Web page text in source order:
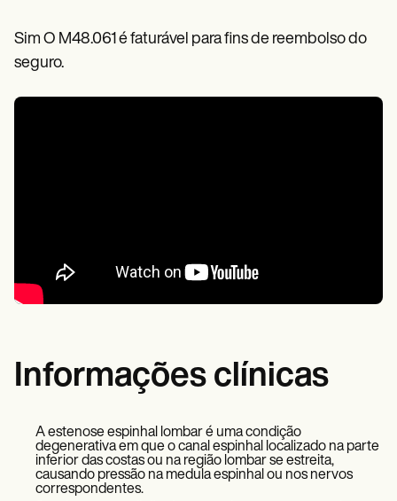
Sim O M48.061 é faturável para fins de reembolso do
seguro.
Informações clínicas
A estenose espinhal lombar é uma condição
degenerativa em que o canal espinhal localizado na parte
inferior das costas ou na região lombar se estreita,
causando pressão na medula espinhal ou nos nervos
correspondentes.